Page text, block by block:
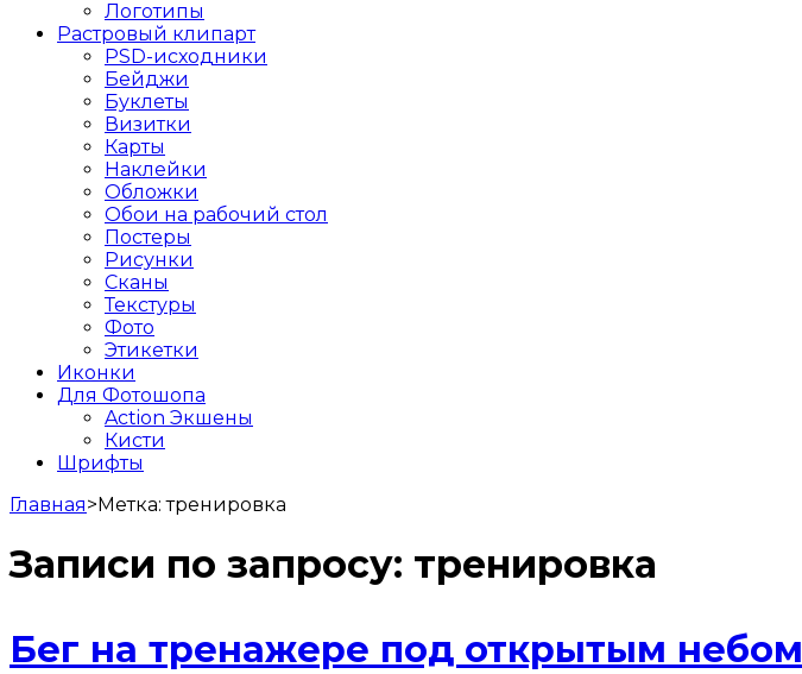
Логотипы
Растровый клипарт
PSD-исходники
Бейджи
Буклеты
Визитки
Карты
Наклейки
Обложки
Обои на рабочий стол
Постеры
Рисунки
Сканы
Текстуры
Фото
Этикетки
Иконки
Для Фотошопа
Action Экшены
Кисти
Шрифты
Главная>Метка:тренировка
Записи по запросу: тренировка
Бег на тренажере под открытым небом